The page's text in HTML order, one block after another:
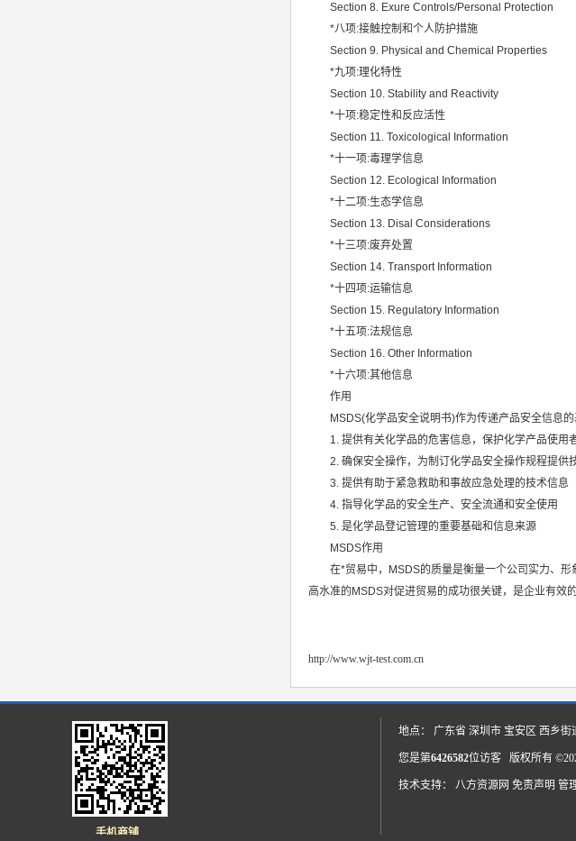
Section 8. Exure Controls/Personal Protection
*八项:接触控制和个人防护措施
Section 9. Physical and Chemical Properties
*九项:理化特性
Section 10. Stability and Reactivity
*十项:稳定性和反应活性
Section 11. Toxicological Information
*十一项:毒理学信息
Section 12. Ecological Information
*十二项:生态学信息
Section 13. Disal Considerations
*十三项:废弃处置
Section 14. Transport Information
*十四项:运输信息
Section 15. Regulatory Information
*十五项:法规信息
Section 16. Other Information
*十六项:其他信息
作用
MSDS(化学品安全说明书)作为传递产品安全信息
1. 提供有关化学品的危害信息，保护化学产品使用
2. 确保安全操作，为制订化学品安全操作规程提供
3. 提供有助于紧急救助和事故应急处理的技术信息
4. 指导化学品的安全生产、安全流通和安全使用
5. 是化学品登记管理的重要基础和信息来源
MSDS作用
在*贸易中，MSDS的质量是衡量一个公司实力、
高水准的MSDS对促进贸易的成功很关键，是企业有效
http://www.wjt-test.com.cn
手机商铺
地点： 广东省 深圳市 宝安区 西乡街
您是第6426582位访客 版权所有
技术支持： 八方资源网 免责声明 管